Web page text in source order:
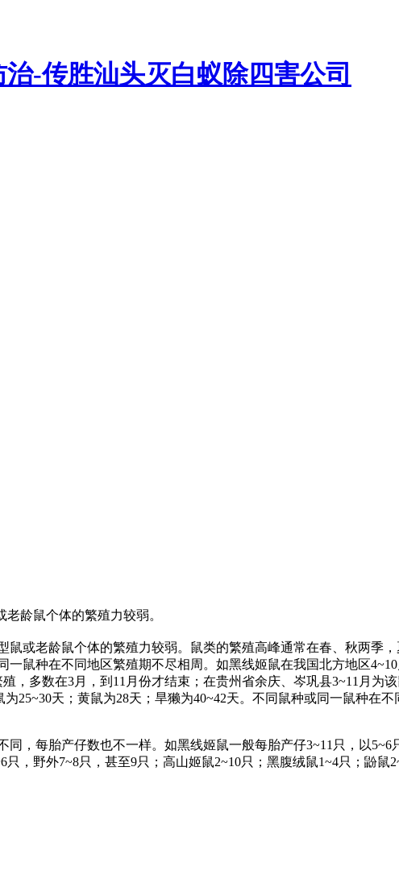
龄鼠个体的繁殖力较弱。
老龄鼠个体的繁殖力较弱。鼠类的繁殖高峰通常在春、秋两季
鼠种在不同地区繁殖期不尽相周。如黑线姬鼠在我国北方地区
多数在3月，到11月份才结束；在贵州省余庆、岑巩县3~11月为
25~30天；黄鼠为28天；旱獭为40~42天。不同鼠种或同一鼠种在
每胎产仔数也不一样。如黑线姬鼠一般每胎产仔3~11只，以5~6
，野外7~8只，甚至9只；高山姬鼠2~10只；黑腹绒鼠1~4只；鼢鼠